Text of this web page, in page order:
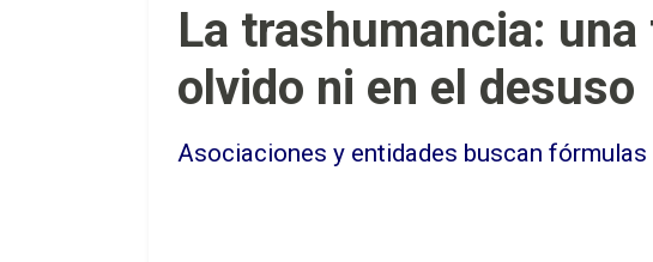
La trashumancia:
olvido ni en el desuso
Asociaciones y entidades buscan fórmulas